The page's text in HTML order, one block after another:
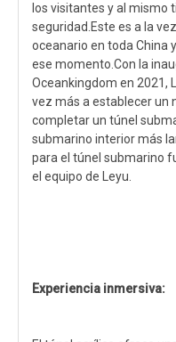
los visitantes y al mismo
seguridad.Este es a la
oceanario en toda China
ese momento.Con la
Oceankingdom en 2021,
vez más a establecer un
completar un túnel
submarino interior más
para el túnel submarino
el equipo de Leyu.
Experiencia inmersiva: